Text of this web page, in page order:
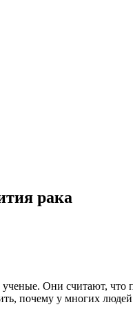
рака
Они считают, что
у многих людей